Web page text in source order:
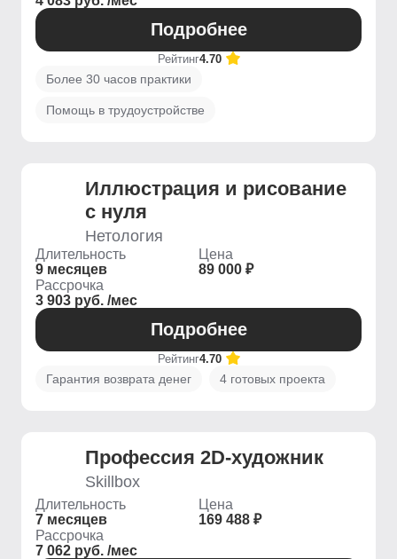
Подробнее
Рейтинг4.70
Более 30 часов практики
Помощь в трудоустройстве
Иллюстрация и рисование
с нуля
Нетология
Длительность
9 месяцев
Цена
89 000 ₽
Рассрочка
3 903 руб. /мес
Подробнее
Рейтинг4.70
Гарантия возврата денег 4 готовых проекта
Профессия 2D-художник
Skillbox
Длительность
7 месяцев
Цена
169 488 ₽
Рассрочка
7 062 руб. /мес